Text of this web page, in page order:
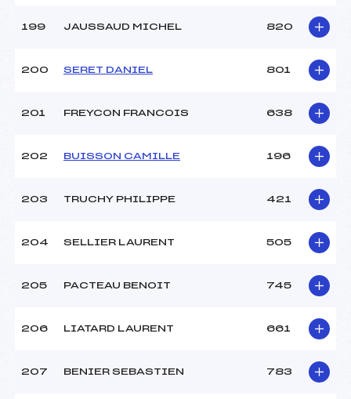
199 JAUSSAUD MICHEL 820
200 SERET DANIEL 801
201 FREYCON FRANCOIS 638
202 BUISSON CAMILLE 196
203 TRUCHY PHILIPPE 421
204 SELLIER LAURENT 505
205 PACTEAU BENOIT 745
206 LIATARD LAURENT 661
207 BENIER SEBASTIEN 783